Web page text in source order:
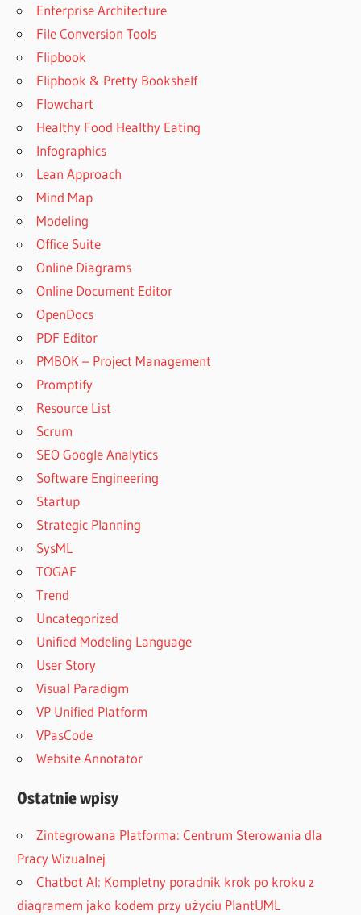
Enterprise Architecture
File Conversion Tools
Flipbook
Flipbook & Pretty Bookshelf
Flowchart
Healthy Food Healthy Eating
Infographics
Lean Approach
Mind Map
Modeling
Office Suite
Online Diagrams
Online Document Editor
OpenDocs
PDF Editor
PMBOK – Project Management
Promptify
Resource List
Scrum
SEO Google Analytics
Software Engineering
Startup
Strategic Planning
SysML
TOGAF
Trend
Uncategorized
Unified Modeling Language
User Story
Visual Paradigm
VP Unified Platform
VPasCode
Website Annotator
Ostatnie wpisy
Zintegrowana Platforma: Centrum Sterowania dla
Pracy Wizualnej
Chatbot AI: Kompletny poradnik krok po kroku z
diagramem jako kodem przy użyciu PlantUML